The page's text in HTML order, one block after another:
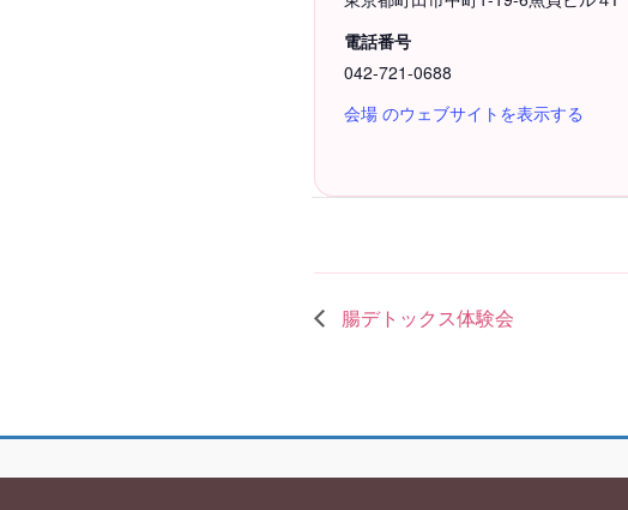
電話番号
042-721-0688
会場 のウェブサイトを表示する
腸デトックス体験会